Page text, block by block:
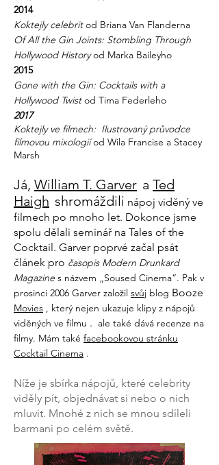
2014
Koktejly celebritod Briana Van Flanderna
Of All the Gin Joints: Stombling Through
Hollywood History od Marka Baileyho
2015
Gone with the Gin: Cocktails with a
Hollywood Twistod Tima Federleho
2017
Koktejly ve filmech: Ilustrovaný průvodce
filmovou mixologiíod Wila Francise a Stacey
Marsh
Já, William T. Garver a Ted
Haigh shromáždili nápoj viděný ve
filmech po mnoho let. Dokonce jsme
spolu dělali seminář na Tales of the
Cocktail. Garver poprvé začal psát
článek pro časopis Modern Drunkard
Magazine s názvem „Soused Cinema“. Pak v
prosinci 2006 Garver založil svůj blog Booze
Movies , který nejen ukazuje klipy z nápojů
viděných ve filmu . ale také dává recenze na
filmy. Mám také facebookovou stránku
Cocktail Cinema .
Níže je sbírka nápojů, které celebrity
viděly pít, objednávat si nebo o nich
mluvit. Mnohé z nich se mnou sdíleli
barmani po celém světě.